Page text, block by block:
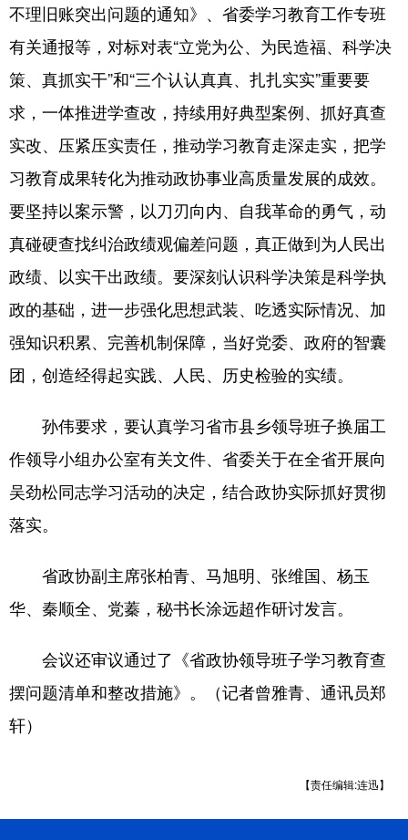
山东 河南 湖北 湖南
四川 贵州 云南 西藏
陕西 甘肃 青海 宁夏
新疆 内蒙古 黑龙江
多语种频道
English Español Français عربى
Русский язык
Deutsch Português
不理旧账突出问题的通知》、省委学习教育工作专班
有关通报等，对标对表“立党为公、为民造福、科学决
策、真抓实干”和“三个认认真真、扎扎实实”重要要
求，一体推进学查改，持续用好典型案例、抓好真查
实改、压紧压实责任，推动学习教育走深走实，把学
习教育成果转化为推动政协事业高质量发展的成效。
要坚持以案示警，以刀刃向内、自我革命的勇气，动
真碰硬查找纠治政绩观偏差问题，真正做到为人民出
政绩、以实干出政绩。要深刻认识科学决策是科学执
政的基础，进一步强化思想武装、吃透实际情况、加
强知识积累、完善机制保障，当好党委、政府的智囊
团，创造经得起实践、人民、历史检验的实绩。
孙伟要求，要认真学习省市县乡领导班子换届工
作领导小组办公室有关文件、省委关于在全省开展向
吴劲松同志学习活动的决定，结合政协实际抓好贯彻
落实。
省政协副主席张柏青、马旭明、张维国、杨玉
华、秦顺全、党蓁，秘书长涂远超作研讨发言。
会议还审议通过了《省政协领导班子学习教育查
摆问题清单和整改措施》。（记者曾雅青、通讯员郑
轩）
【责任编辑:连迅】